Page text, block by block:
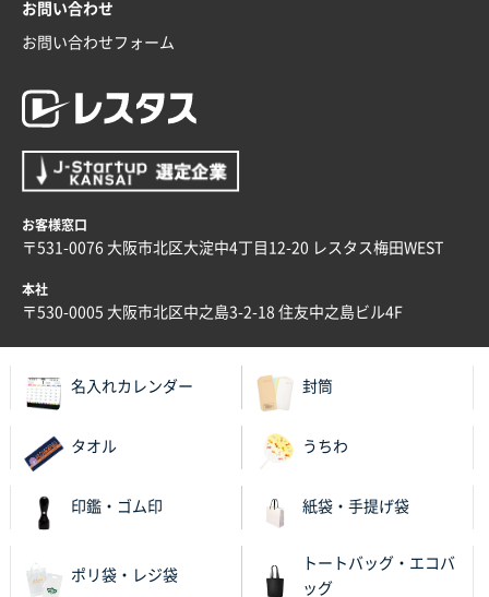
兵庫県のお客様
2025年12月02日 23:00
ロゴが入れられること
大阪府E社様
2025年11月28日 15:13
他部署のスタッフからの指示
兵庫県S社様
以前発注しているので、データが残っている点が良か
2025年11月25日 16:41
前回同様、安心できるから
お問い合わせ
お問い合わせフォーム
お客様窓口
〒531-0076 大阪市北区大淀中4丁目12-20 レスタス梅田WEST
本社
〒530-0005 大阪市北区中之島3-2-18 住友中之島ビル4F
名入れカレンダー 封筒
タオル うちわ
印鑑・ゴム印 紙袋・手提げ袋
ポリ袋・レジ袋
トートバッグ・エコバ
ッグ